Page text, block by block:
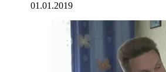
01.01.2019